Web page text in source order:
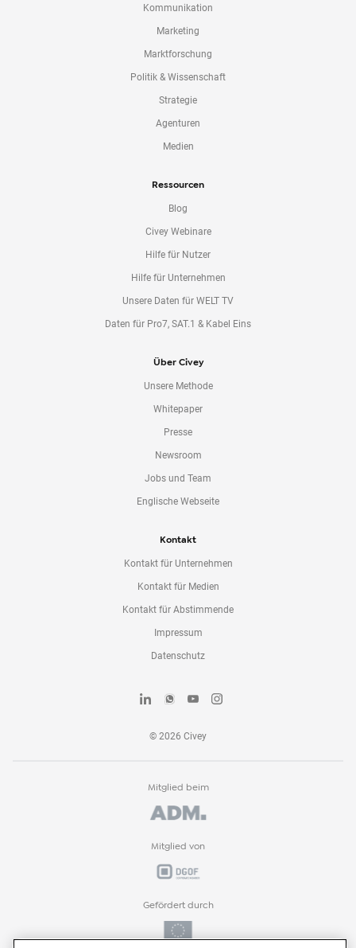
Kommunikation
Marketing
Marktforschung
Politik & Wissenschaft
Strategie
Agenturen
Medien
Ressourcen
Blog
Civey Webinare
Hilfe für Nutzer
Hilfe für Unternehmen
Unsere Daten für WELT TV
Daten für Pro7, SAT.1 & Kabel Eins
Über Civey
Unsere Methode
Whitepaper
Presse
Newsroom
Jobs und Team
Englische Webseite
Kontakt
Kontakt für Unternehmen
Kontakt für Medien
Kontakt für Abstimmende
Impressum
Datenschutz
© 2026 Civey
Mitglied beim
Mitglied von
Gefördert durch